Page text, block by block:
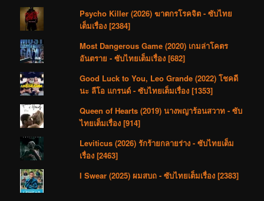
Psycho Killer (2026) ฆาตกรโรคจิต - ซับไทย
เต็มเรื่อง [2384]
Most Dangerous Game (2020) เกมล่าโคตร
อันตราย - ซับไทยเต็มเรื่อง [682]
Good Luck to You, Leo Grande (2022) โชคดี
นะ ลีโอ แกรนด์ - ซับไทยเต็มเรื่อง [1353]
Queen of Hearts (2019) นางพญาร้อนสวาท - ซับ
ไทยเต็มเรื่อง [914]
Leviticus (2026) รักร้ายกลายร่าง - ซับไทยเต็ม
เรื่อง [2463]
I Swear (2025) ผมสบถ - ซับไทยเต็มเรื่อง [2383]